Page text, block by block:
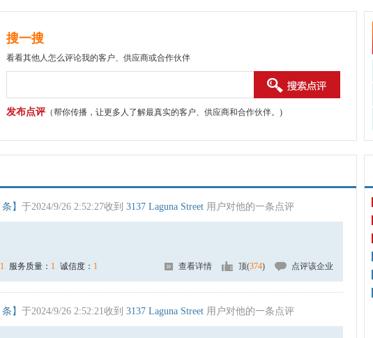
搜一搜
看看其他人怎么评论我的客户、供应商或合作伙伴
发布点评（帮你传播，让更多人了解最真实的客户、供应商和合作伙伴。)
条】 于2024/9/26 2:52:27收到 3137 Laguna Street 用户对他的一条点评
1 服务质量： 1 诚信度： 1 查看详情 顶(374) 点评该企业
条】 于2024/9/26 2:52:21收到 3137 Laguna Street 用户对他的一条点评